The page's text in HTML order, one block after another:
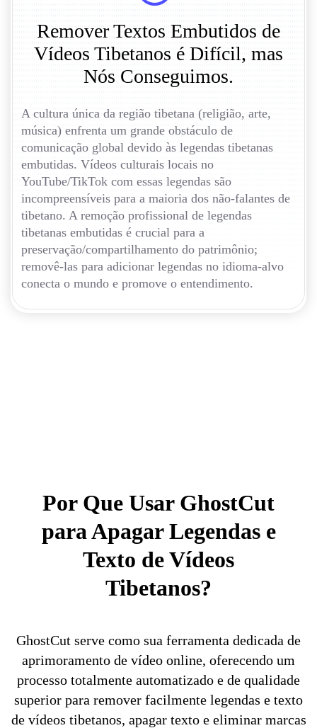
Remover Textos Embutidos de
Vídeos Tibetanos é Difícil, mas
Nós Conseguimos.
A cultura única da região tibetana (religião, arte,
música) enfrenta um grande obstáculo de
comunicação global devido às legendas tibetanas
embutidas. Vídeos culturais locais no
YouTube/TikTok com essas legendas são
incompreensíveis para a maioria dos não-falantes de
tibetano. A remoção profissional de legendas
tibetanas embutidas é crucial para a
preservação/compartilhamento do patrimônio;
removê-las para adicionar legendas no idioma-alvo
conecta o mundo e promove o entendimento.
Por Que Usar GhostCut
para Apagar Legendas e
Texto de Vídeos
Tibetanos?
GhostCut serve como sua ferramenta dedicada de
aprimoramento de vídeo online, oferecendo um
processo totalmente automatizado e de qualidade
superior para remover facilmente legendas e texto
de vídeos tibetanos, apagar texto e eliminar marcas